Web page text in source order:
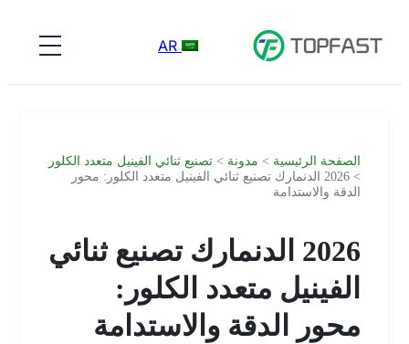
الصفحة الرئيسية>مدونة>تصنيع ثنائي الفينيل متعدد الكلور
> 2026 الدنمارك تصنيع ثنائي الفينيل متعدد الكلور: محور
الدقة والاستدامة
2026 الدنمارك تصنيع ثنائي
الفينيل متعدد الكلور:
محور الدقة والاستدامة